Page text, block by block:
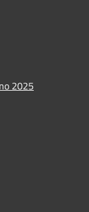
2025